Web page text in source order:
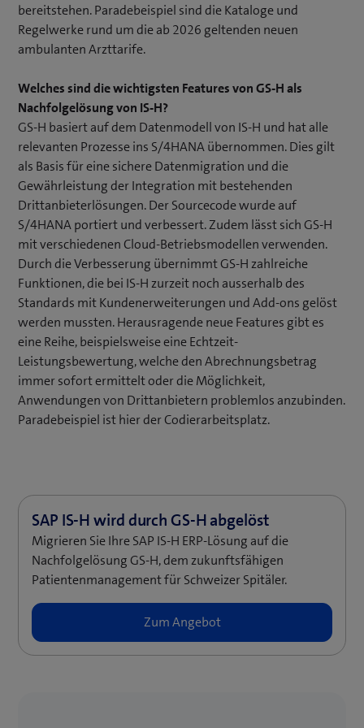
bereitstehen. Paradebeispiel sind die Kataloge und
Regelwerke rund um die ab 2026 geltenden neuen
ambulanten Arzttarife.
Welches sind die wichtigsten Features von GS-H als
Nachfolgelösung von IS-H?
GS-H basiert auf dem Datenmodell von IS-H und hat alle
relevanten Prozesse ins S/4HANA übernommen. Dies gilt
als Basis für eine sichere Datenmigration und die
Gewährleistung der Integration mit bestehenden
Drittanbieterlösungen. Der Sourcecode wurde auf
S/4HANA portiert und verbessert. Zudem lässt sich GS-H
mit verschiedenen Cloud-Betriebsmodellen verwenden.
Durch die Verbesserung übernimmt GS-H zahlreiche
Funktionen, die bei IS-H zurzeit noch ausserhalb des
Standards mit Kundenerweiterungen und Add-ons gelöst
werden mussten. Herausragende neue Features gibt es
eine Reihe, beispielsweise eine Echtzeit-
Leistungsbewertung, welche den Abrechnungsbetrag
immer sofort ermittelt oder die Möglichkeit,
Anwendungen von Drittanbietern problemlos anzubinden.
Paradebeispiel ist hier der Codierarbeitsplatz.
Migrieren Sie Ihre SAP IS-H ERP-Lösung auf die
Nachfolgelösung GS-H, dem zukunftsfähigen
Patientenmanagement für Schweizer Spitäler.